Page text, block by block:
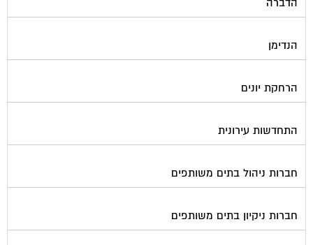
הנדימן
הרחקת יונים
התחדשות עירונית
חברות ניהול בתים משותפים
חברות ניקיון בתים משותפים